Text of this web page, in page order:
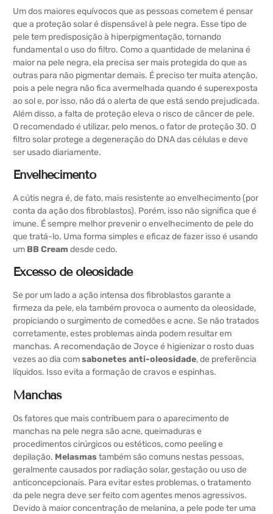
Um dos maiores equívocos que as pessoas cometem é pensar
que a proteção solar é dispensável à pele negra. Esse tipo de
pele tem predisposição à hiperpigmentação, tornando
fundamental o uso do filtro. Como a quantidade de melanina é
maior na pele negra, ela precisa ser mais protegida do que as
outras para não pigmentar demais. É preciso ter muita atenção,
pois a pele negra não fica avermelhada quando é superexposta
ao sol e, por isso, não dá o alerta de que está sendo prejudicada.
Além disso, a falta de proteção eleva o risco de câncer de pele.
O recomendado é utilizar, pelo menos, o fator de proteção 30. O
filtro solar protege a degeneração do DNA das células e deve
ser usado diariamente.
Envelhecimento
A cútis negra é, de fato, mais resistente ao envelhecimento (por
conta da ação dos fibroblastos). Porém, isso não significa que é
imune. É sempre melhor prevenir o envelhecimento de pele do
que tratá-lo. Uma forma simples e eficaz de fazer isso é usando
um BB Cream desde cedo.
Excesso de oleosidade
Se por um lado a ação intensa dos fibroblastos garante a
firmeza da pele, ela também provoca o aumento da oleosidade,
propiciando o surgimento de comedões e acne. Se não tratados
corretamente, estes problemas ainda podem resultar em
manchas. A recomendação de Joyce é higienizar o rosto duas
vezes ao dia comsabonetes anti-oleosidade, de preferência
líquidos. Isso evita a formação de cravos e espinhas.
Manchas
Os fatores que mais contribuem para o aparecimento de
manchas na pele negra são acne, queimaduras e
procedimentos cirúrgicos ou estéticos, como peeling e
depilação. Melasmastambém são comuns nestas pessoas,
geralmente causados por radiação solar, gestação ou uso de
anticoncepcionais. Para evitar estes problemas, o tratamento
da pele negra deve ser feito com agentes menos agressivos.
Devido à maior concentração de melanina, a pele pode ter uma